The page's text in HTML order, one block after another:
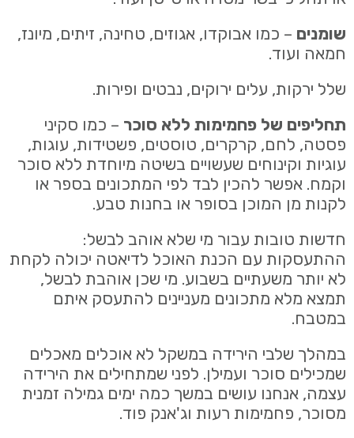
שומנים– כמו אבוקדו, אגוזים, טחינה, זיתים, מיונז,
חמאה ועוד.
שלל ירקות, עלים ירוקים, נבטים ופירות.
תחליפים של פחמימות ללא סוכר– כמו סקיני
פסטה, לחם, קרקרים, טוסטים, פשטידות, עוגות,
עוגיות וקינוחים שעשויים בשיטה מיוחדת ללא סוכר
וקמח. אפשר להכין לבד לפי המתכונים בספר או
לקנות מן המוכן בסופר או בחנות טבע.
חדשות טובות עבור מי שלא אוהב לבשל:
ההתעסקות עם הכנת האוכל לדיאטה יכולה לקחת
לא יותר משעתיים בשבוע. מי שכן אוהבת לבשל,
תמצא מלא מתכונים מעניינים להתעסק איתם
במטבח.
במהלך שלבי הירידה במשקל לא אוכלים מאכלים
שמכילים סוכר ועמילן. לפני שמתחילים את הירידה
עצמה, אנחנו עושים במשך כמה ימים גמילה זמנית
מסוכר, פחמימות רעות וג'אנק פוד.